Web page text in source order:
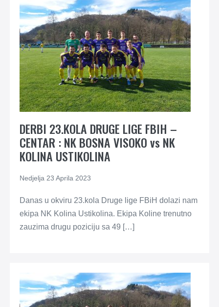
DERBI 23.KOLA DRUGE LIGE FBIH –
CENTAR : NK BOSNA VISOKO vs NK
KOLINA USTIKOLINA
Nedjelja 23 Aprila 2023
Danas u okviru 23.kola Druge lige FBiH dolazi nam
ekipa NK Kolina Ustikolina. Ekipa Koline trenutno
zauzima drugu poziciju sa 49 […]